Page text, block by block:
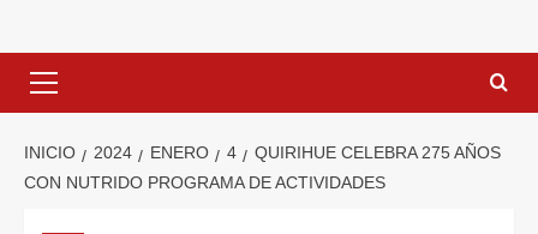
INICIO 2024 ENERO 4
QUIRIHUE CELEBRA 275 AÑOS
CON NUTRIDO PROGRAMA DE ACTIVIDADES